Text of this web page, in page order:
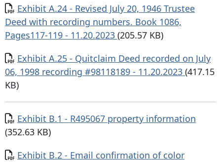
Documento
Exhibit A.24 - Revised July 20, 1946 Trustee
Deed with recording numbers. Book 1086,
Pages117-119 - 11.20.2023 (205.57 KB)
Documento
Exhibit A.25 - Quitclaim Deed recorded on July
06, 1998 recording #98118189 - 11.20.2023 (417.15
KB)
Documento
Exhibit B.1 - R495067 property information
(352.63 KB)
Documento
Exhibit B.2 - Email confirmation of color